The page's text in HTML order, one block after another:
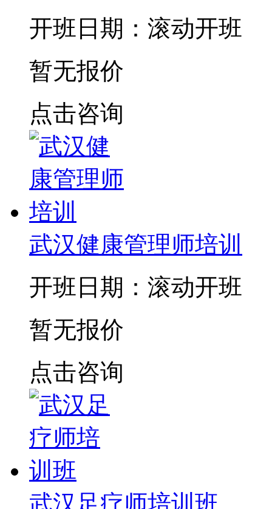
开班日期：滚动开班
暂无报价
点击咨询
武汉健康管理师培训
开班日期：滚动开班
暂无报价
点击咨询
武汉足疗师培训班